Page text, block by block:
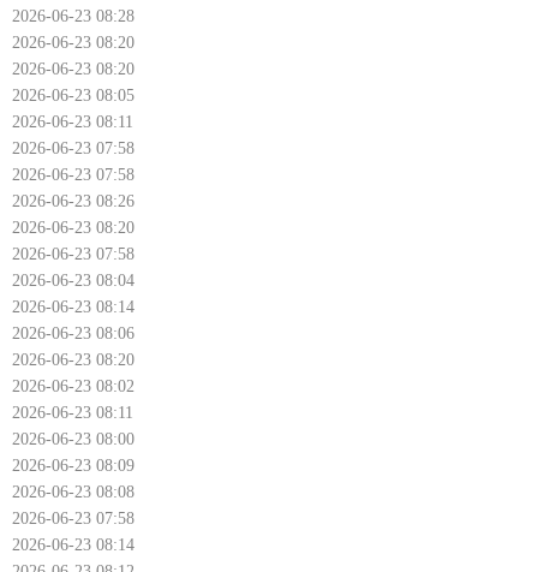
2026-06-23 08:28
2026-06-23 08:20
2026-06-23 08:20
2026-06-23 08:05
2026-06-23 08:11
2026-06-23 07:58
2026-06-23 07:58
2026-06-23 08:26
2026-06-23 08:20
2026-06-23 07:58
2026-06-23 08:04
2026-06-23 08:14
2026-06-23 08:06
2026-06-23 08:20
2026-06-23 08:02
2026-06-23 08:11
2026-06-23 08:00
2026-06-23 08:09
2026-06-23 08:08
2026-06-23 07:58
2026-06-23 08:14